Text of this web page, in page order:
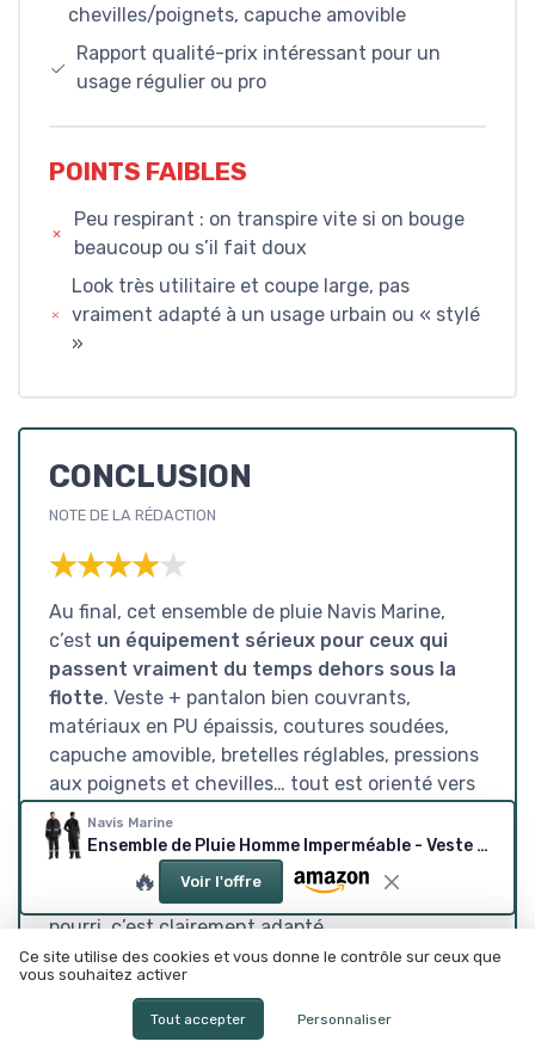
chevilles/poignets, capuche amovible
Rapport qualité-prix intéressant pour un
usage régulier ou pro
POINTS FAIBLES
Peu respirant : on transpire vite si on bouge
beaucoup ou s’il fait doux
Look très utilitaire et coupe large, pas
vraiment adapté à un usage urbain ou « stylé
»
CONCLUSION
NOTE DE LA RÉDACTION
★★★★★
★★★★★
Au final, cet ensemble de pluie Navis Marine,
c’est un équipement sérieux pour ceux qui
passent vraiment du temps dehors sous la
flotte. Veste + pantalon bien couvrants,
matériaux en PU épaissis, coutures soudées,
capuche amovible, bretelles réglables, pressions
aux poignets et chevilles… tout est orienté vers
l’efficacité plus que vers le style. Sous la pluie et
le vent, ça tient bien, on reste sec, et on sent
que ce n’est pas un gadget. Pour la pêche, le
chantier, l’agriculture ou la chasse par temps
pourri, c’est clairement adapté.
C’est pas parfait non plus. Le confort est bon
pour ce type de produit, mais on sent vite les
limites de la respirabilité si on bouge beaucoup.
Navis Marine
Ensemble de Pluie Homme Imperméable - Veste et pantalon PU étanches avec capuche amovible, idéal pour pêche, chantier, chasse et activités outdoor L Hi-Vis/Noir
🔥 Voir l'offre
Ce site utilise des cookies et vous donne le contrôle sur ceux que
vous souhaitez activer
Tout accepter Personnaliser